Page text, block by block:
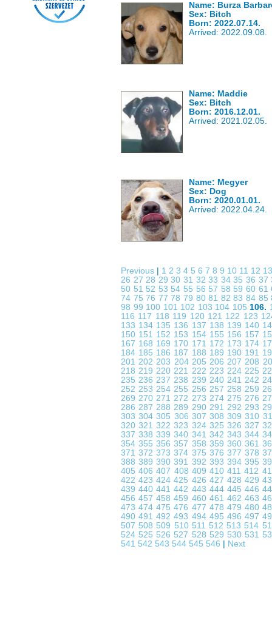
Name: Burza
Sex: Bitch
Born: 2022.07.14.
Arrived: 2022.09.08.
Name: Maddie
Sex: Bitch
Born: 2016.12.01.
Arrived: 2021.02.05.
Name: Megyer
Sex: Dog
Born: 2020.01.01.
Arrived: 2022.04.24.
Previous 1 2 3 4 5 6 7 8 9 10 11 12
26 2728 293031 3233 343536 37
50 51 52 53 54 55 56 57 58 5960 61
74 7576 777879 8081 828384 85
98 99 100 101 102 103 104 105106.
116 117 118 119 120 121 122 123
133 134 135 136 137 138 139 140
150 151 152 153 154 155 156 157
167 168 169 170 171 172 173 174
184 185 186 187 188 189 190 191
201202203 204 205 206207208
218219220221 222 223 224 225
235236237238 239 240 241 242
252253254255 256 257 258 259
269270271272 273 274 275 276
286287288289 290 291 292 293
303304305 306 307 308309310
320321322323 324 325 326 327
337338339340 341 342 343 344
354355356357 358 359 360 361
371372373374 375 376 377 378
388389390391 392 393 394 395
405406407 408 409 410411412
422423424425 426 427 428 429
439440441442 443 444 445 446
456457458459 460 461 462 463
473474475476 477 478 479 480
490491492493 494 495 496 497
507 508 509 510 511 512 513 514
524 525 526 527 528 529 530 531
541 542 543 544 545 546 Next